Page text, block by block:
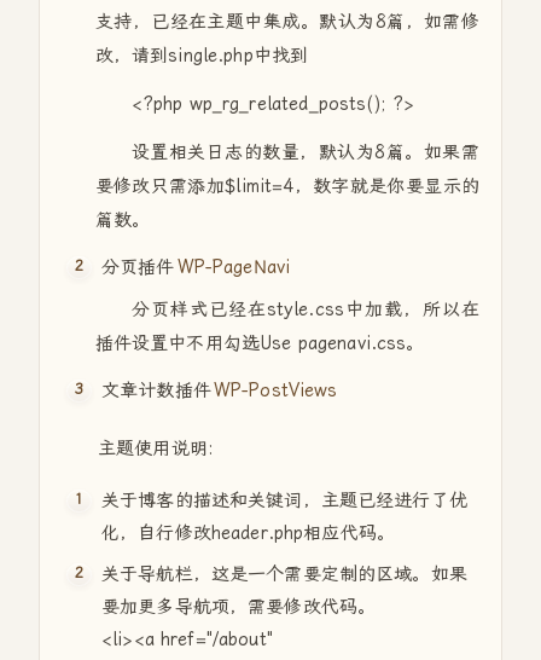
支持，已经在主题中集成。默认为8篇，如需修
改，请到single.php中找到
<?php wp_rg_related_posts(); ?>
设置相关日志的数量，默认为8篇。如果需
要修改只需添加$limit=4，数字就是你要显示的
篇数。
分页插件WP-PageNavi
分页样式已经在style.css中加载，所以在
插件设置中不用勾选Use pagenavi.css。
文章计数插件WP-PostViews
主题使用说明:
关于博客的描述和关键词，主题已经进行了优
化，自行修改header.php相应代码。
关于导航栏，这是一个需要定制的区域。如果
要加更多导航项，需要修改代码。
<li><a href="/about"